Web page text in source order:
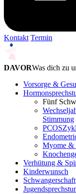
Kontakt Termin
DAVORWas dich zu
Vorsorge &
Fünf
Stimmung
PCOS
Myome &
Verhütung &
Kinderwunsch
Schwangerschaft